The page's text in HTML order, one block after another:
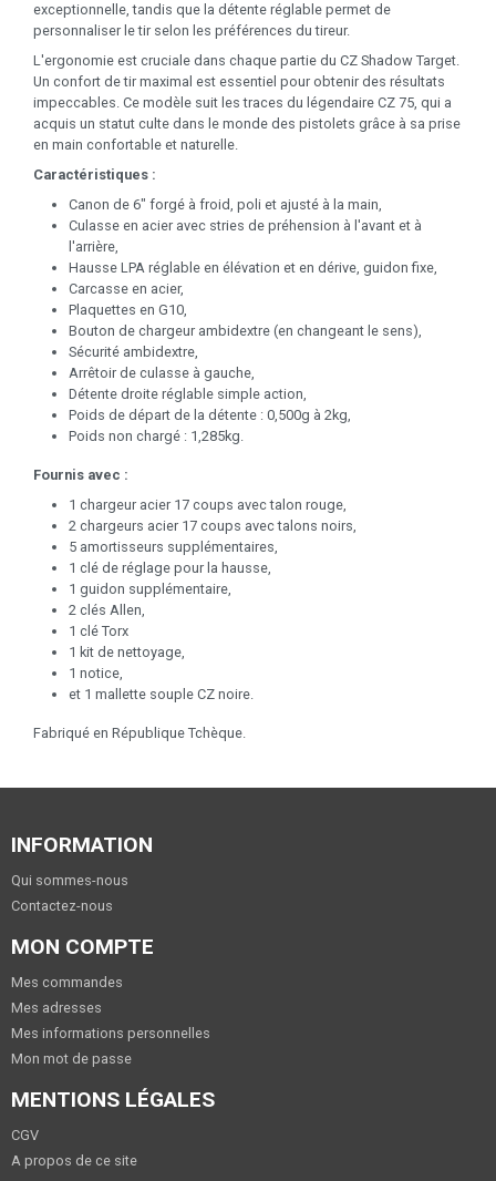
exceptionnelle, tandis que la détente réglable permet de
personnaliser le tir selon les préférences du tireur.
L'ergonomie est cruciale dans chaque partie du CZ Shadow Target.
Un confort de tir maximal est essentiel pour obtenir des résultats
impeccables. Ce modèle suit les traces du légendaire CZ 75, qui a
acquis un statut culte dans le monde des pistolets grâce à sa prise
en main confortable et naturelle.
Caractéristiques :
Canon de 6" forgé à froid, poli et ajusté à la main,
Culasse en acier avec stries de préhension à l'avant et à
l'arrière,
Hausse LPA réglable en élévation et en dérive, guidon fixe,
Carcasse en acier,
Plaquettes en G10,
Bouton de chargeur ambidextre (en changeant le sens),
Sécurité ambidextre,
Arrêtoir de culasse à gauche,
Détente droite réglable simple action,
Poids de départ de la détente : 0,500g à 2kg,
Poids non chargé : 1,285kg.
Fournis avec :
1 chargeur acier 17 coups avec talon rouge,
2 chargeurs acier 17 coups avec talons noirs,
5 amortisseurs supplémentaires,
1 clé de réglage pour la hausse,
1 guidon supplémentaire,
2 clés Allen,
1 clé Torx
1 kit de nettoyage,
1 notice,
et 1 mallette souple CZ noire.
Fabriqué en République Tchèque.
INFORMATION
Qui sommes-nous
Contactez-nous
MON COMPTE
Mes commandes
Mes adresses
Mes informations personnelles
Mon mot de passe
MENTIONS LÉGALES
CGV
A propos de ce site